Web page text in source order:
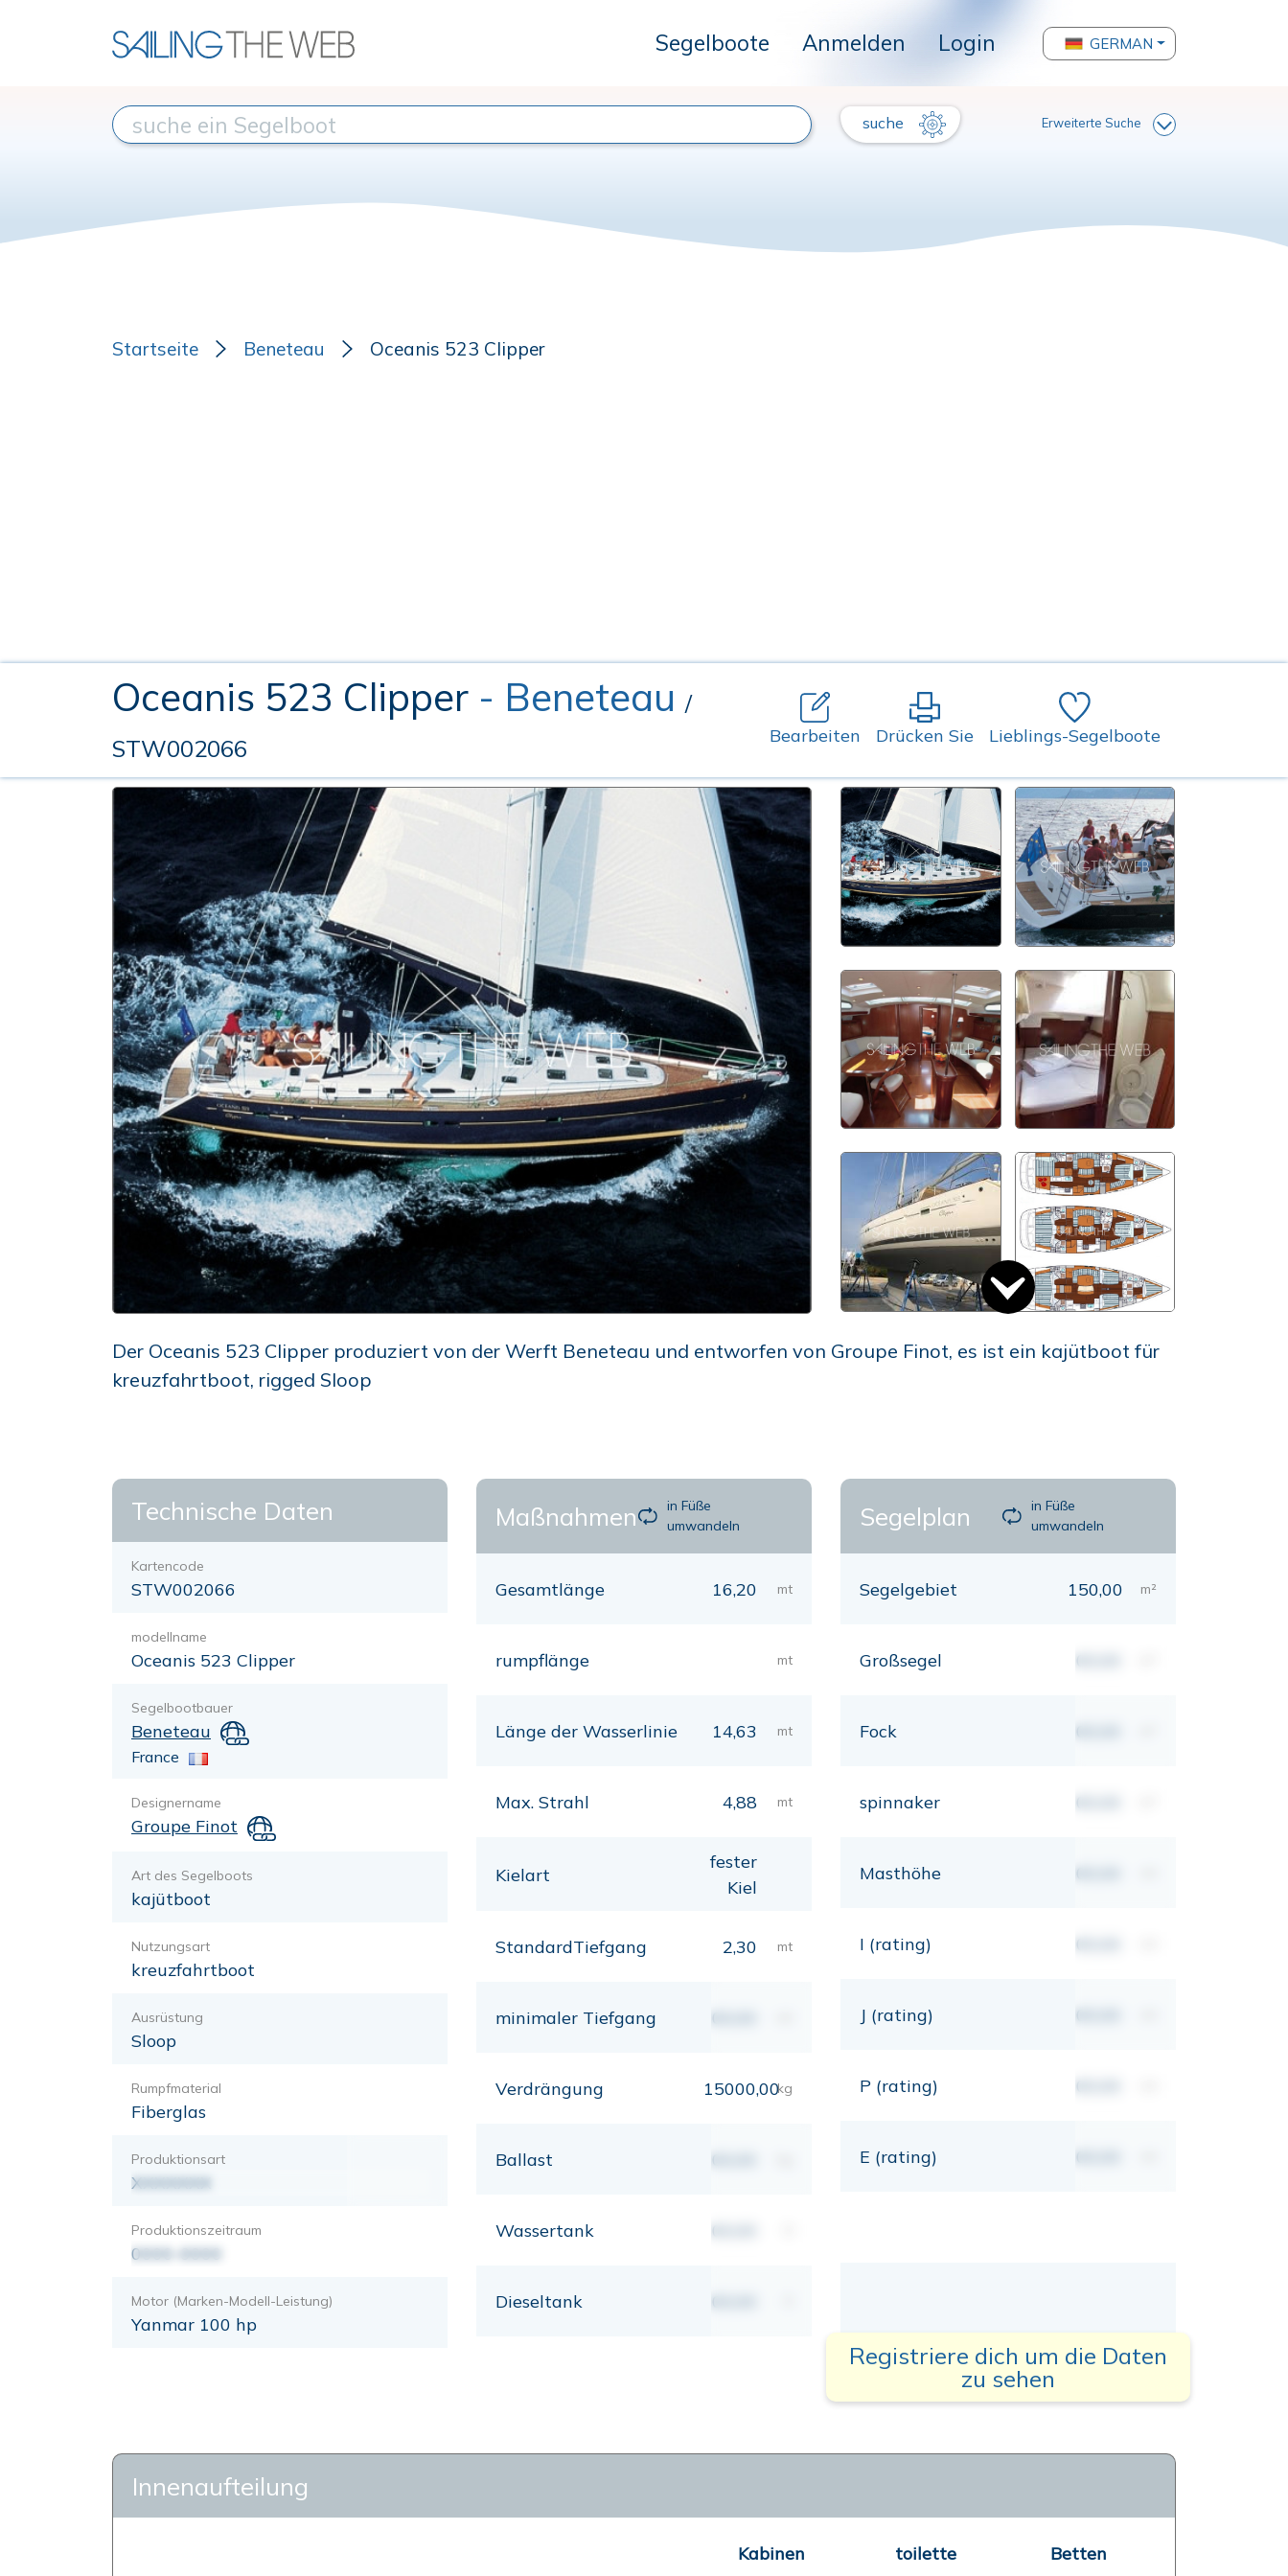
Segelboote Anmelden Login GERMAN
suche Erweiterte Suche
Startseite Beneteau Oceanis 523 Clipper
Oceanis 523 Clipper - Beneteau /
STW002066
Bearbeiten Drücken Sie Lieblings-Segelboote
Der Oceanis 523 Clipper produziert von der Werft Beneteau und entworfen von Groupe Finot, es ist ein kajütboot für
kreuzfahrtboot, rigged Sloop
Technische Daten
Kartencode
STW002066
modellname
Oceanis 523 Clipper
Segelbootbauer
Beneteau
France
Designername
Groupe Finot
Art des Segelboots
kajütboot
Nutzungsart
kreuzfahrtboot
Ausrüstung
Sloop
Rumpfmaterial
Fiberglas
Produktionsart
XXXXXXX
Produktionszeitraum
0000-0000
Motor (Marken-Modell-Leistung)
Yanmar 100 hp
Maßnahmen
in Füße
umwandeln
Gesamtlänge 16,20 mt
rumpflänge mt
Länge der Wasserlinie 14,63 mt
Max. Strahl 4,88 mt
Kielart
fester
Kiel
StandardTiefgang 2,30 mt
minimaler Tiefgang 00,00
Verdrängung 15000,00kg
Ballast 00,00
Wassertank 00,00
Dieseltank 00,00
Segelplan
in Füße
umwandeln
Segelgebiet 150,00 m²
Großsegel 00,00
Fock 00,00
spinnaker 00,00
Masthöhe 00,00
I (rating) 00,00
J (rating) 00,00
P (rating) 00,00
E (rating) 00,00
Registriere dich um die Daten
zu sehen
Innenaufteilung
Kabinen toilette Betten